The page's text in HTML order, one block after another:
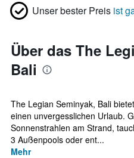
Unser bester Preis ist
Über das The
Bali
The Legian Seminyak, Bali
einen unvergesslichen Urlaub.
Sonnenstrahlen am Strand,
3 Außenpools oder ent...
Mehr